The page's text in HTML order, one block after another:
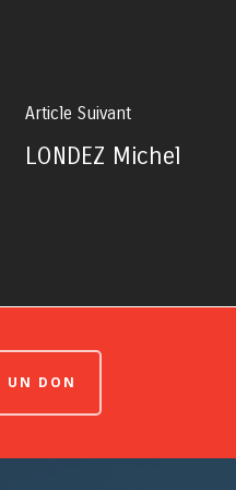
Article Suivant
LONDEZ Michel
UN DON